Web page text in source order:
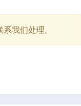
我们处理。